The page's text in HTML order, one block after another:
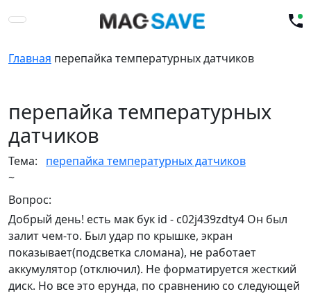
Главная перепайка температурных датчиков
перепайка температурных
датчиков
Тема:
перепайка температурных датчиков
~
Вопрос:
Добрый день! есть мак бук id - c02j439zdty4 Он был
залит чем-то. Был удар по крышке, экран
показывает(подсветка сломана), не работает
аккумулятор (отключил). Не форматируется жесткий
диск. Но все это ерунда, по сравнению со следующей